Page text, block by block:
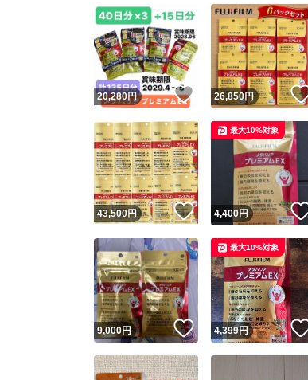
20,280円 いいね！
26,850円
43,500円 いいね！
4,400円
最大10%対象
9,000円 いいね！
4,399円
最大10%対象